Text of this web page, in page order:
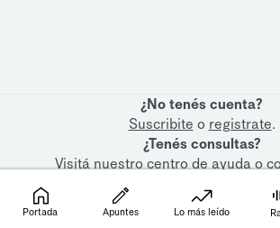
¿No tenés cuenta?
Suscribite o registrate.
¿Tenés consultas?
Visitá nuestrocentro de ayudao
Portada Apuntes Lo más leído